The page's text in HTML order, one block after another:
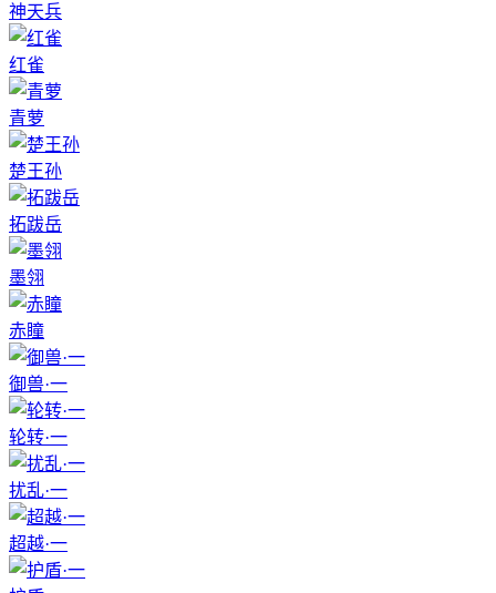
神天兵
红雀
青萝
楚王孙
拓跋岳
墨翎
赤瞳
御兽·一
轮转·一
扰乱·一
超越·一